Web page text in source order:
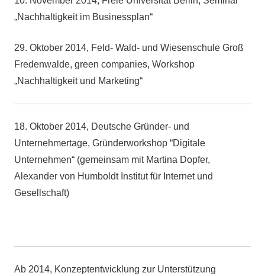
„Nachhaltigkeit im Businessplan“
29. Oktober 2014, Feld- Wald- und Wiesenschule Groß
Fredenwalde, green companies, Workshop
„Nachhaltigkeit und Marketing“
18. Oktober 2014, Deutsche Gründer- und
Unternehmertage, Gründerworkshop “Digitale
Unternehmen“ (gemeinsam mit Martina Dopfer,
Alexander von Humboldt Institut für Internet und
Gesellschaft)
Ab 2014, Konzeptentwicklung zur Unterstützung